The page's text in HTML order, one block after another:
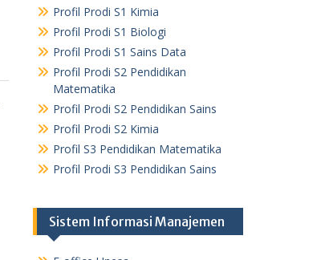
Profil Prodi S1 Kimia
Profil Prodi S1 Biologi
Profil Prodi S1 Sains Data
Profil Prodi S2 Pendidikan
Matematika
Profil Prodi S2 Pendidikan Sains
Profil Prodi S2 Kimia
Profil S3 Pendidikan Matematika
Profil Prodi S3 Pendidikan Sains
Sistem Informasi Manajemen